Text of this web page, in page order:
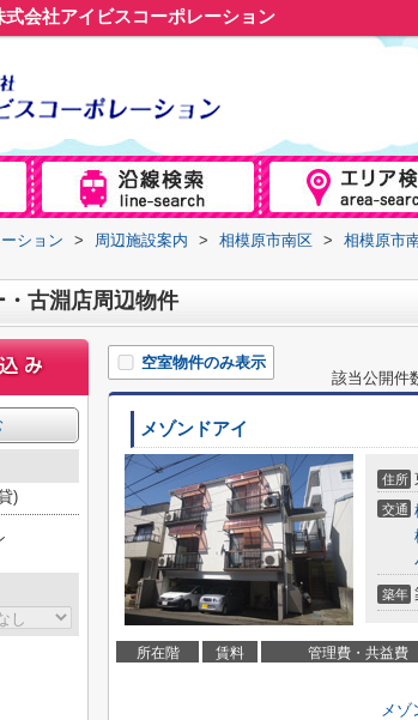
会社アイビスコーポレーション
ション > 周辺施設案内 > 相模原市南区 > 相模原市
古淵店周辺物件
空室物件のみ表示
該当公開件
メゾンドアイ
住所
交通
築年
所在階 賃料 管理費・共益費
メゾ
)